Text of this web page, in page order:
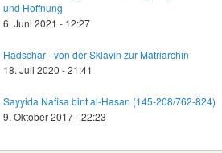
und Hoffnung
6. Juni 2021 - 12:27
Hadschar - von der Sklavin zur Matriarchin
18. Juli 2020 - 21:41
Sayyida Nafisa bint al-Hasan (145-208/762-824)
9. Oktober 2017 - 22:23